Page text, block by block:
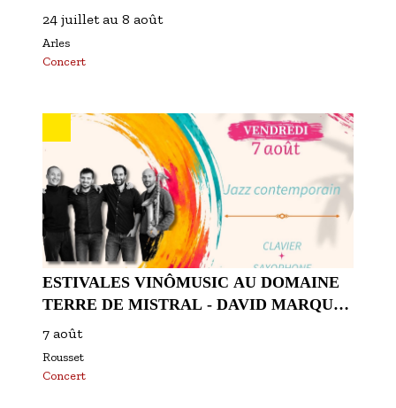
24 juillet au 8 août
Arles
Concert
ESTIVALES VINÔMUSIC AU DOMAINE
TERRE DE MISTRAL - DAVID MARQUES
QUARTET
7 août
Rousset
Concert